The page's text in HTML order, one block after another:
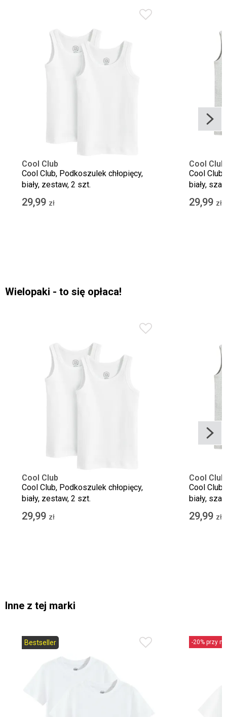
Cool Club
Cool Club, Podkoszulek chłopięcy,
biały, zestaw, 2 szt.
29,99 zł
Cool Club
Cool
biały,
29,99 zł
Wielopaki - to się opłaca!
Cool Club
Cool Club, Podkoszulek chłopięcy,
biały, zestaw, 2 szt.
29,99 zł
Cool Club
Cool
biały,
29,99 zł
Inne z tej marki
Bestseller -20% przy